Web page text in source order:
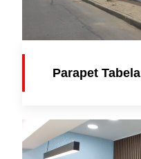
Parapet Tabela